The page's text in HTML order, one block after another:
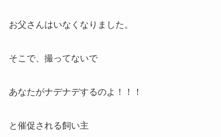
お父さんはいなくなりました。
そこで、撮ってないで
あなたがナデナデするのよ！！！
と催促される飼い主